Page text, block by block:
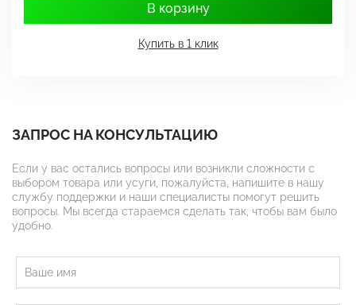
В корзину
Купить в 1 клик
ЗАПРОС НА КОНСУЛЬТАЦИЮ
Если у вас остались вопросы или возникли сложности с
выбором товара или усуги, пожалуйста, напишите в нашу
службу поддержки и наши специалисты помогут решить
вопросы. Мы всегда стараемся сделать так, чтобы вам было
удобно.